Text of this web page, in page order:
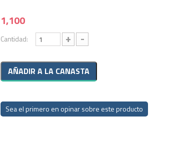
1,100
Cantidad: + -
Sea el primero en opinar sobre este producto